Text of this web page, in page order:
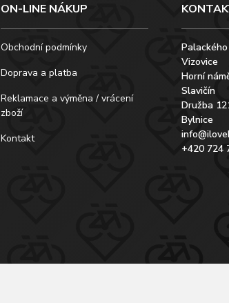
ON-LINE NÁKUP
Obchodní podmínky
Doprava a platba
Reklamace a výměna / vrácení
zboží
Kontakt
Vizovice
Horní
Slavičín
Družba
Bylnice
+420 724